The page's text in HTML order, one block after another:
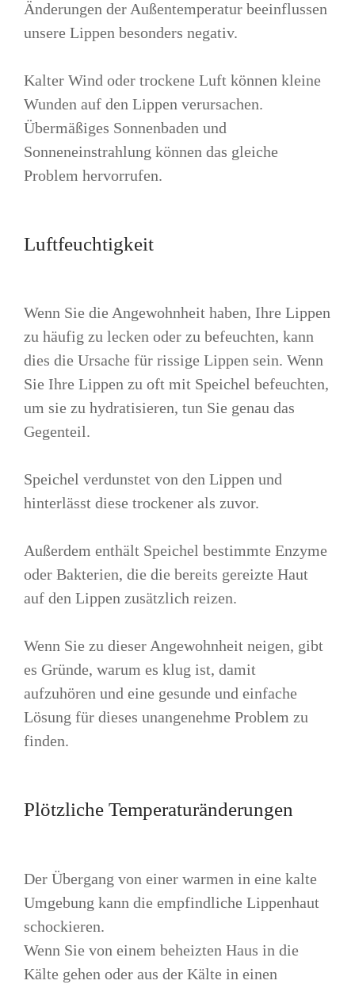
Änderungen der Außentemperatur beeinflussen
unsere Lippen besonders negativ.
Kalter Wind oder trockene Luft können kleine
Wunden auf den Lippen verursachen.
Übermäßiges Sonnenbaden und
Sonneneinstrahlung können das gleiche
Problem hervorrufen.
Luftfeuchtigkeit
Wenn Sie die Angewohnheit haben, Ihre Lippen
zu häufig zu lecken oder zu befeuchten, kann
dies die Ursache für rissige Lippen sein. Wenn
Sie Ihre Lippen zu oft mit Speichel befeuchten,
um sie zu hydratisieren, tun Sie genau das
Gegenteil.
Speichel verdunstet von den Lippen und
hinterlässt diese trockener als zuvor.
Außerdem enthält Speichel bestimmte Enzyme
oder Bakterien, die die bereits gereizte Haut
auf den Lippen zusätzlich reizen.
Wenn Sie zu dieser Angewohnheit neigen, gibt
es Gründe, warum es klug ist, damit
aufzuhören und eine gesunde und einfache
Lösung für dieses unangenehme Problem zu
finden.
Plötzliche Temperaturänderungen
Der Übergang von einer warmen in eine kalte
Umgebung kann die empfindliche Lippenhaut
schockieren.
Wenn Sie von einem beheizten Haus in die
Kälte gehen oder aus der Kälte in einen